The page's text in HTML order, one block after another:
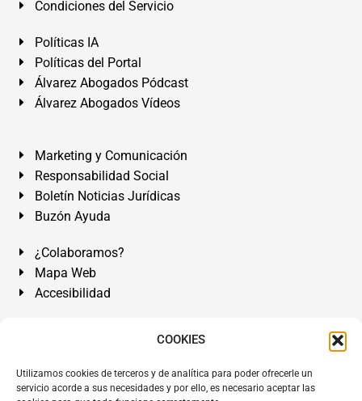
COOKIES
Utilizamos cookies de terceros y de analítica para poder ofrecerle un
servicio acorde a sus necesidades y por ello, es necesario aceptar las
Condiciones del Servicio
Políticas IA
Políticas del Portal
Álvarez Abogados Pódcast
Álvarez Abogados Vídeos
Marketing y Comunicación
Responsabilidad Social
Boletín Noticias Jurídicas
Buzón Ayuda
¿Colaboramos?
Mapa Web
Accesibilidad
Álvarez Abogados Tenerife:Calle Teobaldo Power Nº 7,
de Tenerife. Islas Canarias.